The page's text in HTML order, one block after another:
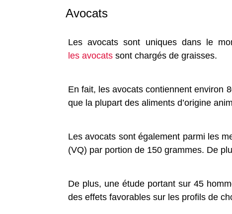
Avocats
Les avocats sont uniques dans le
les avocats sont chargés de graisses.
En fait, les avocats contiennent environ
que la plupart des aliments d’origine
Les avocats sont également parmi les
(VQ) par portion de 150 grammes. De
De plus, une étude portant sur 45
des effets favorables sur les profils de